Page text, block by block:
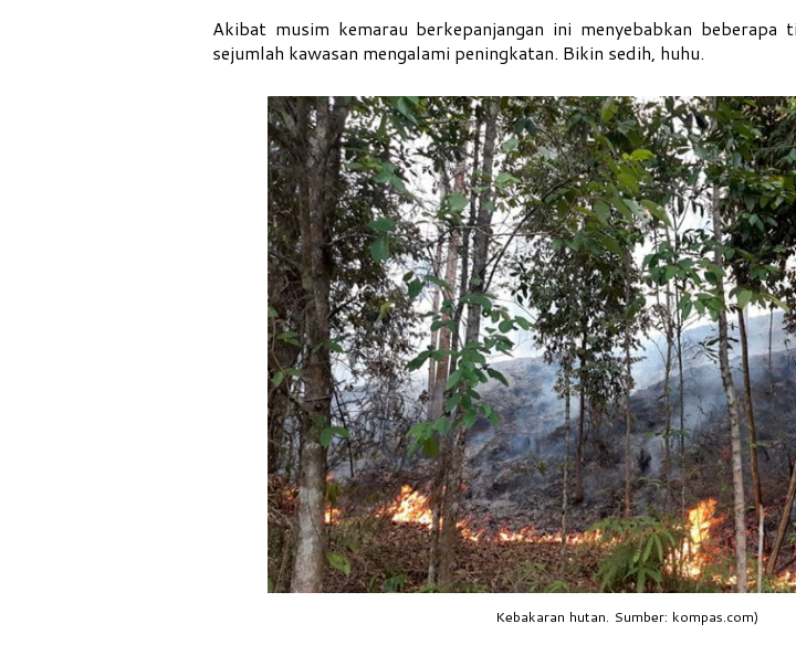
Akibat musim kemarau berkepanjangan ini menyebabkan
sejumlah kawasan mengalami peningkatan. Bikin sedih, huhu.
Kebakaran hutan. Sumber: kompas.com)